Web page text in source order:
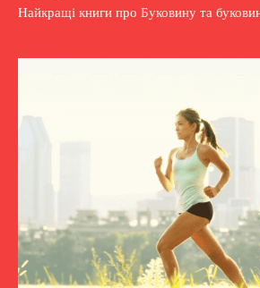
Найкращі книги про Буковину та